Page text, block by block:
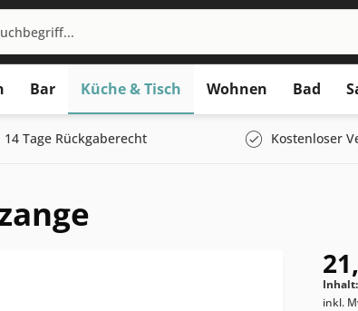
Bar Küche & Tisch Wohnen Bad
14 Tage Rückgaberecht Kostenloser
Inhalt:
inkl.